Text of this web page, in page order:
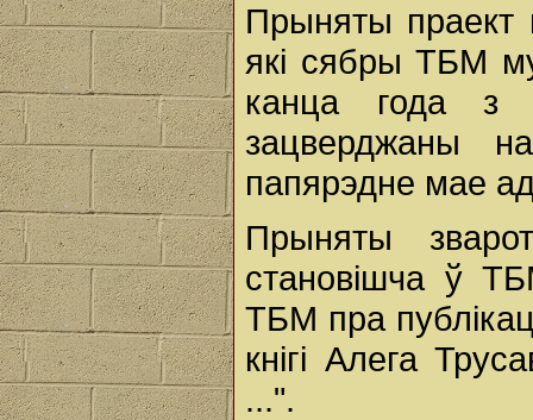
Прыняты праект
які сябры ТБМ
канца года з
зацверджаны
папярэдне мае
Прыняты
становішча ў
ТБМ пра
кнігі Алега
...".